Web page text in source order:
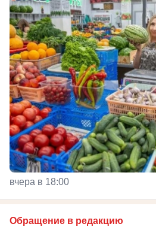
вчера в 18:00
Обращение в редакцию